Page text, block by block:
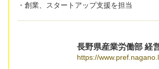
・創業、スタートアップ支援を担当
長野県産業労働部 経
https://